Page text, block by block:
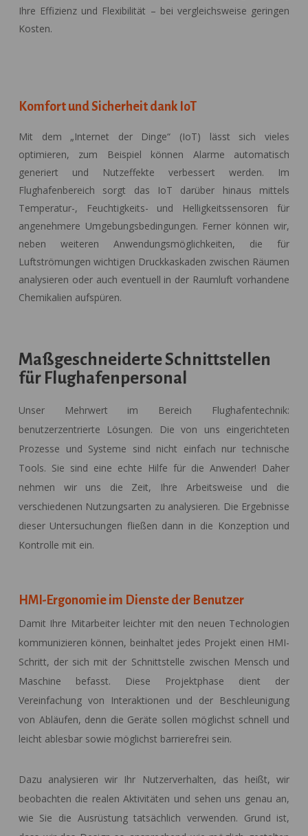
Ihre Effizienz und Flexibilität – bei vergleichsweise geringen
Kosten.
Komfort und Sicherheit dank IoT
Mit dem „Internet der Dinge“ (IoT) lässt sich vieles
optimieren, zum Beispiel können Alarme automatisch
generiert und Nutzeffekte verbessert werden. Im
Flughafenbereich sorgt das IoT darüber hinaus mittels
Temperatur-, Feuchtigkeits- und Helligkeitssensoren für
angenehmere Umgebungsbedingungen. Ferner können wir,
neben weiteren Anwendungsmöglichkeiten, die für
Luftströmungen wichtigen Druckkaskaden zwischen Räumen
analysieren oder auch eventuell in der Raumluft vorhandene
Chemikalien aufspüren.
Maßgeschneiderte Schnittstellen
für Flughafenpersonal
Unser Mehrwert im Bereich Flughafentechnik:
benutzerzentrierte Lösungen. Die von uns eingerichteten
Prozesse und Systeme sind nicht einfach nur technische
Tools. Sie sind eine echte Hilfe für die Anwender! Daher
nehmen wir uns die Zeit, Ihre Arbeitsweise und die
verschiedenen Nutzungsarten zu analysieren. Die Ergebnisse
dieser Untersuchungen fließen dann in die Konzeption und
Kontrolle mit ein.
HMI-Ergonomie im Dienste der Benutzer
Damit Ihre Mitarbeiter leichter mit den neuen Technologien
kommunizieren können, beinhaltet jedes Projekt einen HMI-
Schritt, der sich mit der Schnittstelle zwischen Mensch und
Maschine befasst. Diese Projektphase dient der
Vereinfachung von Interaktionen und der Beschleunigung
von Abläufen, denn die Geräte sollen möglichst schnell und
leicht ablesbar sowie möglichst barrierefrei sein.
Dazu analysieren wir Ihr Nutzerverhalten, das heißt, wir
beobachten die realen Aktivitäten und sehen uns genau an,
wie Sie die Ausrüstung tatsächlich verwenden. Grund ist,